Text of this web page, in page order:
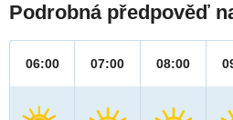
Podrobná předpověď
06:00 07:00 08:00